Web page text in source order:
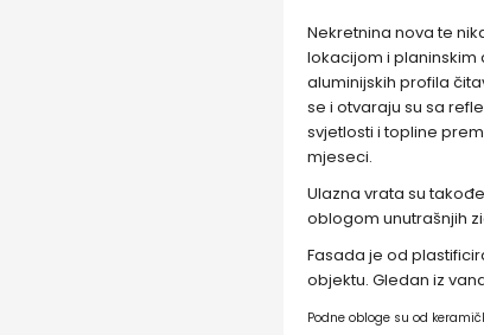
Nekretnina nova te
lokacijom i planinskim
aluminijskih profila
se i otvaraju su sa
svjetlosti i topline
mjeseci.
Ulazna vrata su
oblogom unutrašnjih
Fasada je od
objektu. Gledan iz
Podne obloge su od